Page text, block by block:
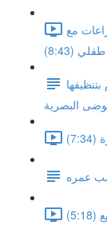
مع
طفلي (8:43)
البصرية
عمره